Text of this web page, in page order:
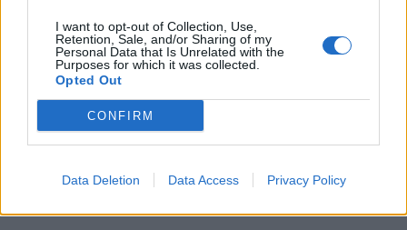
I want to opt-out of Collection, Use,
Retention, Sale, and/or Sharing of my
Personal Data that Is Unrelated with the
Purposes for which it was collected.
Opted Out
CONFIRM
Data Deletion Data Access Privacy Policy